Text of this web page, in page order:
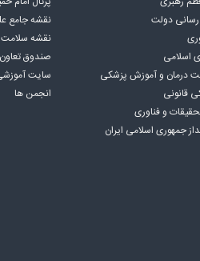
رسانی دولت
اسلامی
درمان و آموزش پزشکی
قانونی
و فناوری
جمهوری اسلامی ايران
نقشه جامع
نقشه سلامت
صندوق تعاون
سایت
انجمن ها